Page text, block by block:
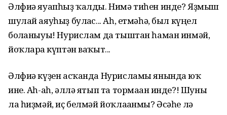
Әлфиә яуапһыҙ ҡалды. Нимә тиһен инде? Яҙмыш
шулай аяуһыҙ булғас... Аһ, етмәһә, был күңел
болғаныуы! Нурислам да тыштан һаман инмәй,
йоҡларға күптән ваҡыт...
Әлфиә күҙен асҡанда Нурисламы янында юҡ
ине. Аһ-аһ, әллә ятып та тормаған инде?! Шуны
ла һиҙмәй, иҫ белмәй йоҡлағанмы? Әсәһе лә